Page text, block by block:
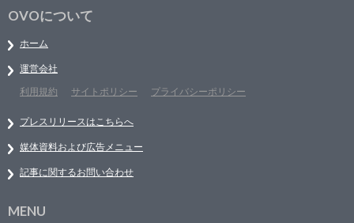
OVOについて
ホーム
運営会社
利用規約
サイトポリシー プライバシーポリシー
プレスリリースはこちらへ
媒体資料および広告メニュー
記事に関するお問い合わせ
MENU